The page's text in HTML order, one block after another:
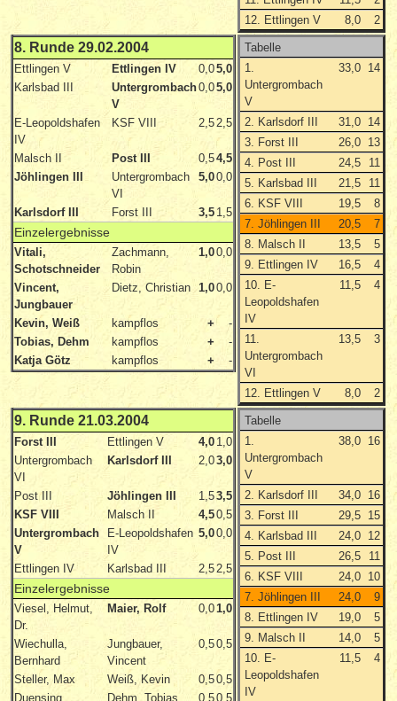
12. Ettlingen V
8,0 2
8. Runde 29.02.2004
Ettlingen V Ettlingen IV 0,05,0
Karlsbad III
Untergrombach
V
0,05,0
E-Leopoldshafen
IV
KSF VIII 2,52,5
Malsch II Post III 0,54,5
Jöhlingen III
Untergrombach
VI
5,00,0
Karlsdorf III Forst III 3,5 1,5
Einzelergebnisse
Vitali,
Schotschneider
Zachmann,
Robin
1,00,0
Vincent,
Jungbauer
Dietz, Christian 1,00,0
Kevin, Weiß kampflos +
-
Tobias, Dehm
kampflos +
-
Katja Götz
kampflos + -
Tabelle
1.
Untergrombach
V
33,0 14
2. Karlsdorf III 31,0 14
3. Forst III
26,0 13
4. Post III
24,5
11
5. Karlsbad III
21,5
11
6. KSF VIII
19,5
8
7. Jöhlingen III
20,5
7
8. Malsch II
13,5
5
9. Ettlingen IV
16,5
4
10. E-
Leopoldshafen
IV
11,5 4
11.
Untergrombach
VI
13,5 3
12. Ettlingen V 8,0 2
9. Runde 21.03.2004
Forst III Ettlingen V 4,0 1,0
Untergrombach
VI
Karlsdorf III 2,03,0
Post III Jöhlingen III 1,53,5
KSF VIII
Malsch II 4,50,5
Untergrombach
V
E-Leopoldshafen
IV
5,00,0
Ettlingen IV Karlsbad III 2,52,5
Einzelergebnisse
Viesel, Helmut,
Dr.
Maier, Rolf 0,0 1,0
Wiechulla,
Bernhard
Jungbauer,
Vincent
0,50,5
Steller, Max Weiß, Kevin 0,50,5
Duensing,
Dehm, Tobias 0,50,5
Tabelle
1.
Untergrombach
V
38,0 16
2. Karlsdorf III 34,0 16
3. Forst III
29,5 15
4. Karlsbad III
24,0 12
5. Post III
26,5
11
6. KSF VIII
24,0 10
7. Jöhlingen III
24,0
9
8. Ettlingen IV
19,0
5
9. Malsch II
14,0
5
10. E-
Leopoldshafen
IV
11,5 4